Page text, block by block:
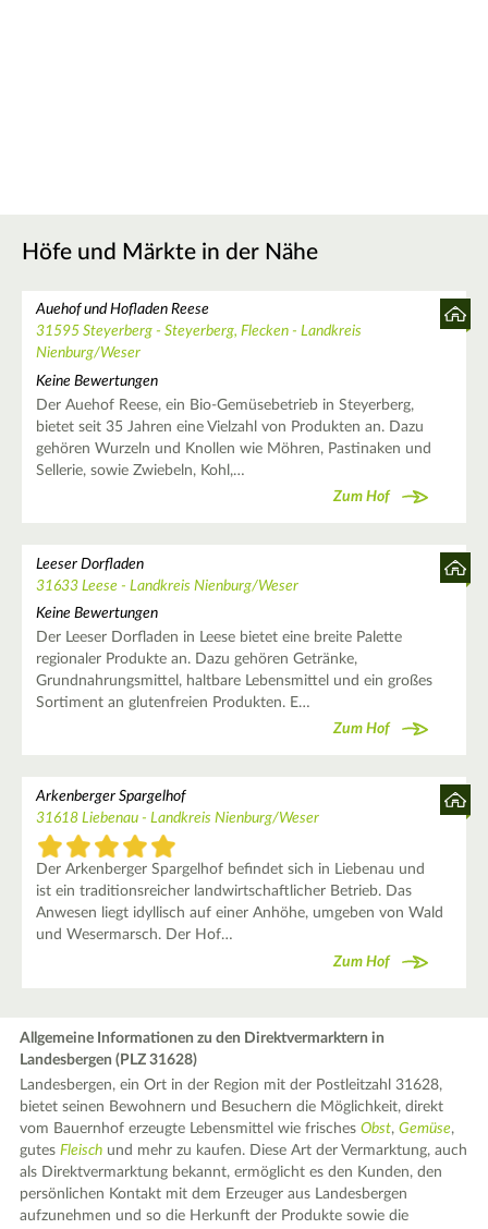
Höfe und Märkte in der Nähe
Auehof und Hofladen Reese
31595 Steyerberg - Steyerberg, Flecken - Landkreis
Nienburg/Weser
Keine Bewertungen
Der Auehof Reese, ein Bio-Gemüsebetrieb in Steyerberg,
bietet seit 35 Jahren eine Vielzahl von Produkten an. Dazu
gehören Wurzeln und Knollen wie Möhren, Pastinaken und
Sellerie, sowie Zwiebeln, Kohl,…
Zum Hof
Leeser Dorfladen
31633 Leese - Landkreis Nienburg/Weser
Keine Bewertungen
Der Leeser Dorfladen in Leese bietet eine breite Palette
regionaler Produkte an. Dazu gehören Getränke,
Grundnahrungsmittel, haltbare Lebensmittel und ein großes
Sortiment an glutenfreien Produkten. E…
Zum Hof
Arkenberger Spargelhof
31618 Liebenau - Landkreis Nienburg/Weser
Der Arkenberger Spargelhof befindet sich in Liebenau und
ist ein traditionsreicher landwirtschaftlicher Betrieb. Das
Anwesen liegt idyllisch auf einer Anhöhe, umgeben von Wald
und Wesermarsch. Der Hof…
Zum Hof
Allgemeine Informationen zu den Direktvermarktern in
Landesbergen (PLZ 31628)
Landesbergen, ein Ort in der Region mit der Postleitzahl 31628,
bietet seinen Bewohnern und Besuchern die Möglichkeit, direkt
vom Bauernhof erzeugte Lebensmittel wie frischesObst,Gemüse,
gutesFleisch und mehr zu kaufen. Diese Art der Vermarktung, auch
als Direktvermarktung bekannt, ermöglicht es den Kunden, den
persönlichen Kontakt mit dem Erzeuger aus Landesbergen
aufzunehmen und so die Herkunft der Produkte sowie die